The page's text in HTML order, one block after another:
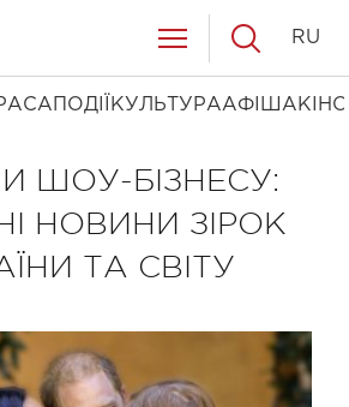
ПОДІЇ КУЛЬТУРААФІША КІНО
RU
ШОУ-БІЗНЕСУ:
НОВИНИ ЗІРОК
ТА СВІТУ